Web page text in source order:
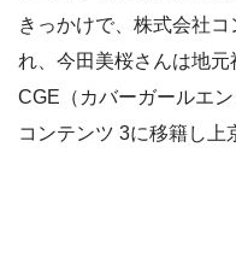
きっかけで、株式会社
れ、今田美桜さんは地元
CGE（カバーガールエ
コンテンツ 3に移籍し上